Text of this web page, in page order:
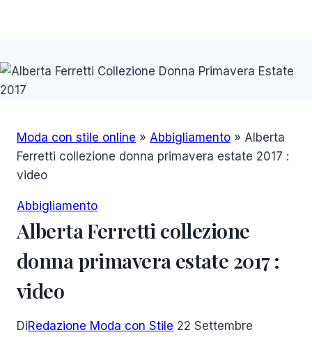
Moda con stile online » Abbigliamento » Alberta
Ferretti collezione donna primavera estate 2017 :
video
Abbigliamento
Alberta Ferretti collezione
donna primavera estate 2017 :
video
DiRedazione Moda con Stile 22 Settembre